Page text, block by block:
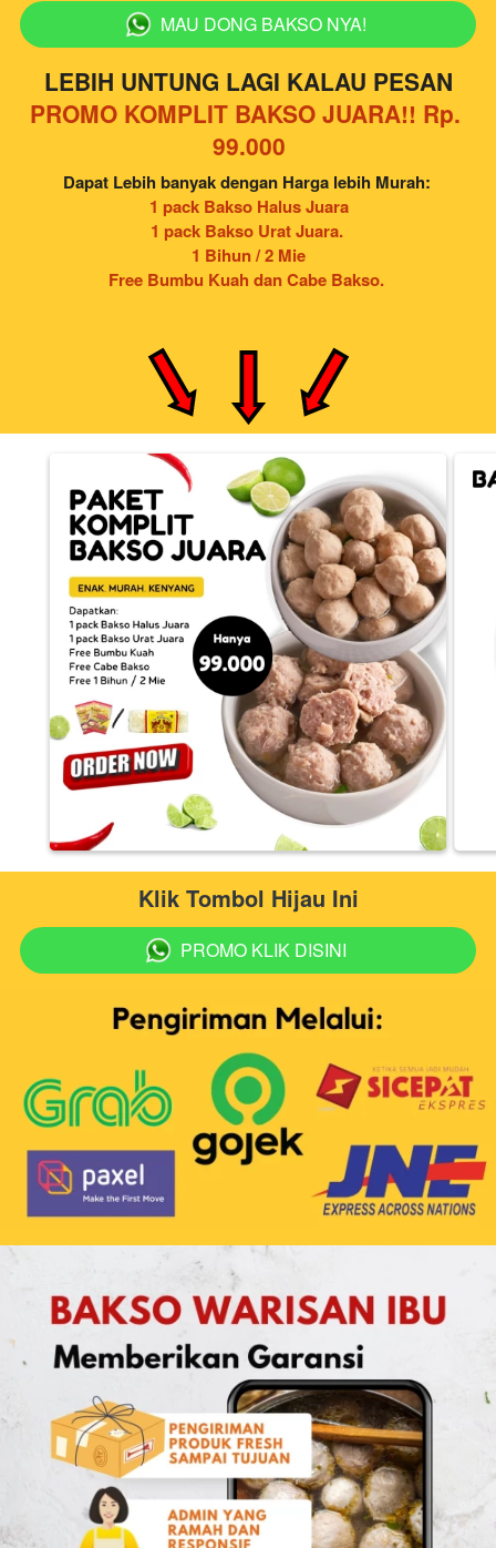
` MAU DONG BAKSO NYA!
LEBIH UNTUNG LAGI KALAU PESAN
PROMO KOMPLIT BAKSO JUARA!! Rp.
99.000
Dapat Lebih banyak dengan Harga lebih Murah:
1 pack Bakso Halus Juara
1 pack Bakso Urat Juara.
1 Bihun / 2 Mie
Free Bumbu Kuah dan Cabe Bakso.
Klik Tombol Hijau Ini
` PROMO KLIK DISINI